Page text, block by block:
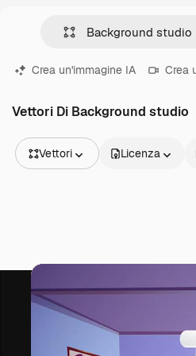
Crea un'immagine IA Crea
Vettori Di Background studio
Vettori
Video
Motion graphic
Modelli di video
Licenza